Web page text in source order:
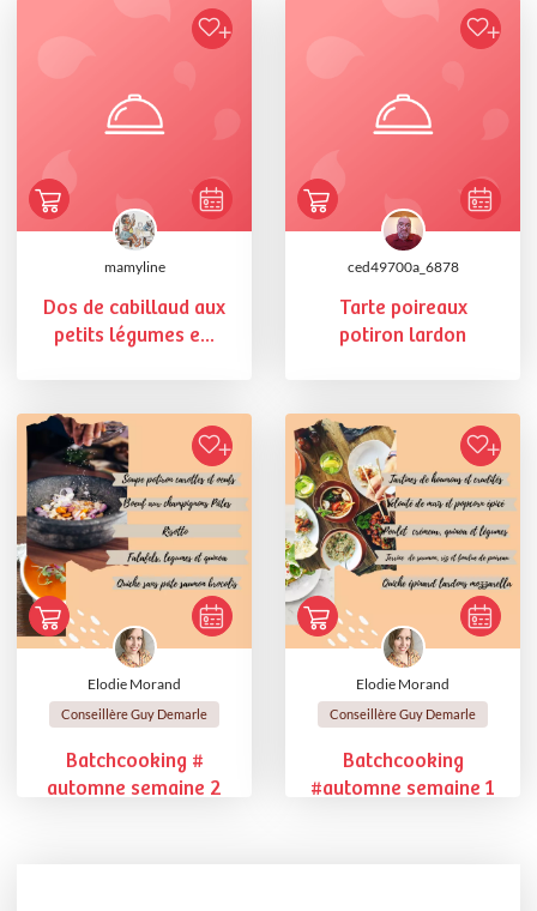
mamyline
Dos de cabillaud aux
petits légumes e...
ced49700a_6878
Tarte poireaux
potiron lardon
Elodie Morand
Conseillère Guy Demarle
Batchcooking #
automne semaine 2
Elodie Morand
Conseillère Guy Demarle
Batchcooking
#automne semaine 1